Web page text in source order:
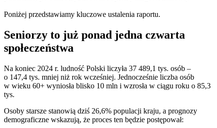
Poniżej przedstawiamy kluczowe ustalenia raportu.
Seniorzy to już ponad jedna czwarta
społeczeństwa
Na koniec 2024 r. ludność Polski liczyła 37 489,1 tys. osób –
o 147,4 tys. mniej niż rok wcześniej. Jednocześnie liczba osób
w wieku 60+ wyniosła blisko 10 mln i wzrosła w ciągu roku o 85,3
tys.
Osoby starsze stanowią dziś 26,6% populacji kraju, a prognozy
demograficzne wskazują, że proces ten będzie postępował: